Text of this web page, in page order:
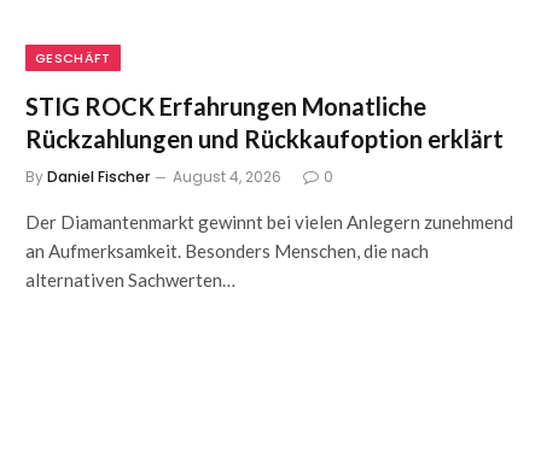
GESCHÄFT
STIG ROCK Erfahrungen Monatliche
Rückzahlungen und Rückkaufoption erklärt
ByDaniel Fischer August 4, 2026 0
Der Diamantenmarkt gewinnt bei vielen Anlegern zunehmend
an Aufmerksamkeit. Besonders Menschen, die nach
alternativen Sachwerten…